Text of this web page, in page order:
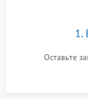
1.
Оставьте